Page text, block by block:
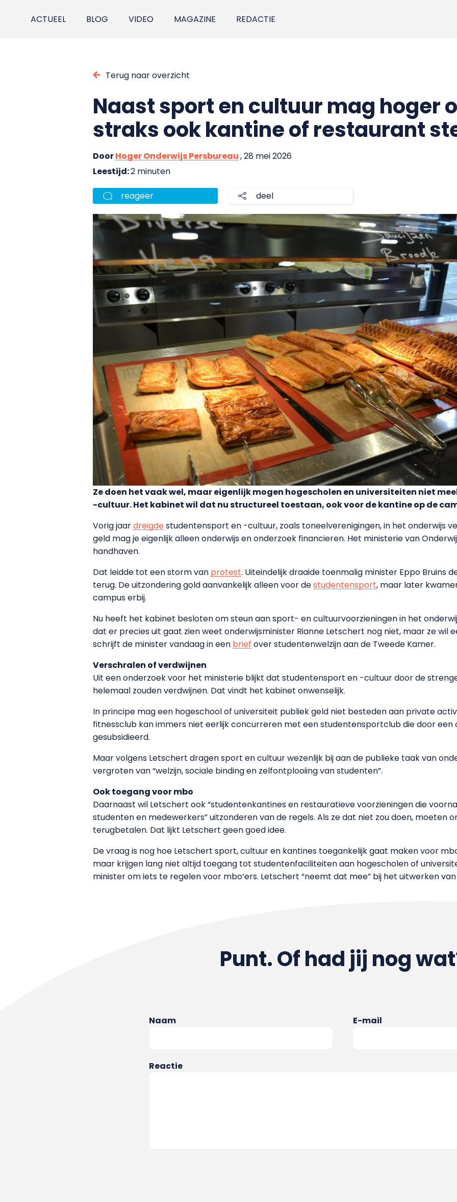
ACTUEEL BLOG VIDEO MAGAZINE REDACTIE
Terug naar overzicht
Naast sport en cultuur mag hoger
straks ook kantine of restaurant
DoorHoger Onderwijs Persbureau, 28 mei 2026
Leestijd:2 minuten
reageer deel
Ze doen het vaak wel, maar eigenlijk mogen hogescholen en universiteiten niet
-cultuur. Het kabinet wil dat nu structureel toestaan, ook voor de kantine op de
Vorig jaardreigdestudentensport en -cultuur, zoals toneelverenigingen, in het onderwijs
geld mag je eigenlijk alleen onderwijs en onderzoek financieren. Het ministerie van
handhaven.
Dat leidde tot een storm van protest. Uiteindelijk draaide toenmalig minister Eppo Bruins
terug. De uitzondering gold aanvankelijk alleen voor destudentensport, maar later
campus erbij.
Nu heeft het kabinet besloten om steun aan sport- en cultuurvoorzieningen in het
dat er precies uit gaat zien weet onderwijsminister Rianne Letschert nog niet, maar ze wil
schrijft de minister vandaag in een brief over studentenwelzijn aan de Tweede Kamer.
Verschralen of verdwijnen
Uit een onderzoek voor het ministerie blijkt dat studentensport en -cultuur door de
helemaal zouden verdwijnen. Dat vindt het kabinet onwenselijk.
In principe mag een hogeschool of universiteit publiek geld niet besteden aan private
fitnessclub kan immers niet eerlijk concurreren met een studentensportclub die door een
gesubsidieerd.
Maar volgens Letschert dragen sport en cultuur wezenlijk bij aan de publieke taak van
vergroten van “welzijn, sociale binding en zelfontplooiing van studenten”.
Ook toegang voor mbo
Daarnaast wil Letschert ook “studentenkantines en restauratieve voorzieningen die
studenten en medewerkers” uitzonderen van de regels. Als ze dat niet zou doen, moeten
terugbetalen. Dat lijkt Letschert geen goed idee.
De vraag is nog hoe Letschert sport, cultuur en kantines toegankelijk gaat maken voor
maar krijgen lang niet altijd toegang tot studentenfaciliteiten aan hogescholen of
minister om iets te regelen voor mbo’ers. Letschert “neemt dat mee” bij het uitwerken
Punt. Of had jij nog
Naam E-mail
Reactie